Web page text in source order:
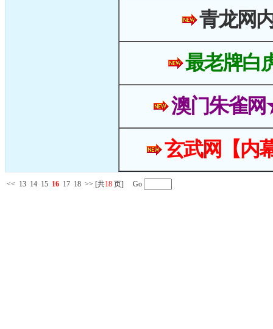
青龙网
最老牌白
澳门朱雀
玄武网【内
<< 13 14 15 16 17 18 >> [共18 页] Go